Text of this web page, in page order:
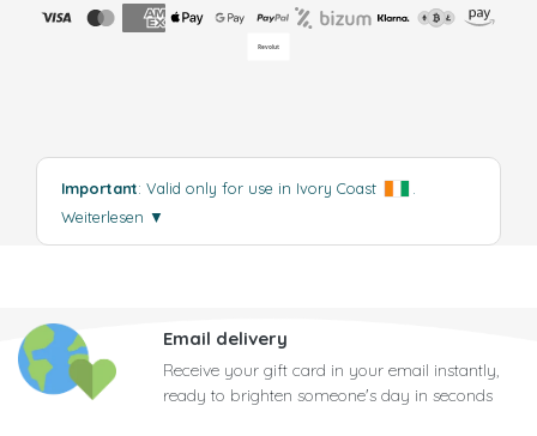
Important: Valid only for use in Ivory Coast
Weiterlesen ▼
Email delivery
Receive your gift card in your email instantly,
ready to brighten someone's day in seconds